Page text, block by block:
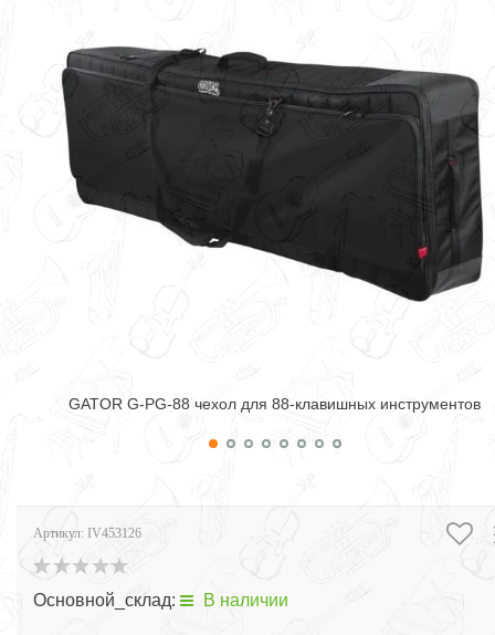
GATOR G-PG-88 чехол для 88-клавишных инструментов
Артикул: IV453126
Основной_склад: В наличии